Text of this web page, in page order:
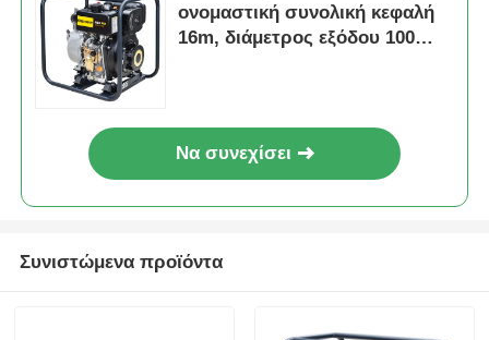
ονομαστική συνολική κεφαλή
16m, διάμετρος εξόδου 100
Να συνεχίσει
Συνιστώμενα προϊόντα